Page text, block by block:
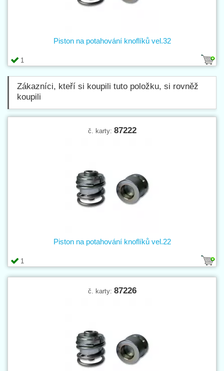
1
Piston na potahování knoflíků vel.32
Zákazníci, kteří si koupili tuto položku, si rovněž
koupili
č. karty: 87222
1
Piston na potahování knoflíků vel.22
č. karty: 87226